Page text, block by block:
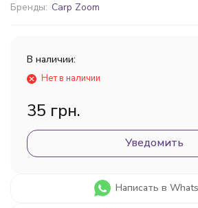
Бренды: Carp Zoom
В наличии:
Нет в наличии
35 грн.
Уведомить
Написать в